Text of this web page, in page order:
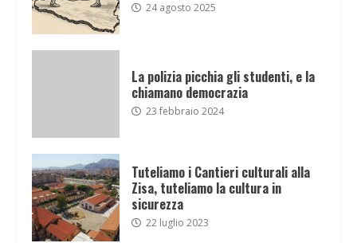
24 agosto 2025
La polizia picchia gli studenti, e la
chiamano democrazia
23 febbraio 2024
Tuteliamo i Cantieri culturali alla
Zisa, tuteliamo la cultura in
sicurezza
22 luglio 2023